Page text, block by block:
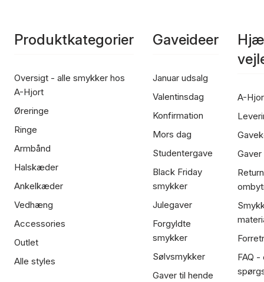
Produktkategorier
Oversigt - alle smykker hos
A-Hjort
Øreringe
Ringe
Armbånd
Halskæder
Ankelkæder
Vedhæng
Accessories
Outlet
Alle styles
Gaveideer
Januar udsalg
Valentinsdag
Konfirmation
Mors dag
Studentergave
Black Friday
smykker
Julegaver
Forgyldte
smykker
Sølvsmykker
Gaver til hende
A-
FAQ